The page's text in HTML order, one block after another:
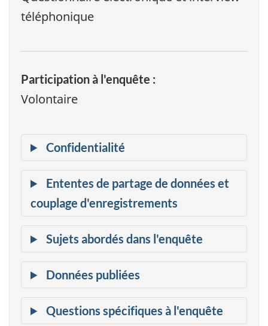
téléphonique
Participation à l'enquête :
Volontaire